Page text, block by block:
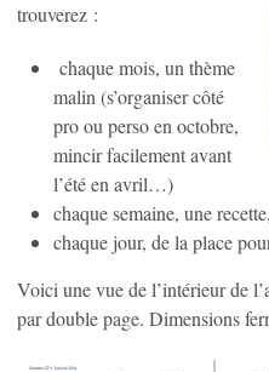
trouverez :
chaque mois, un thème
malin (s’organiser côté
pro ou perso en octobre,
mincir facilement avant
l’été en avril…)
chaque semaine, une
chaque jour, de la place
Voici une vue de l’intérieur de
par double page. Dimensions